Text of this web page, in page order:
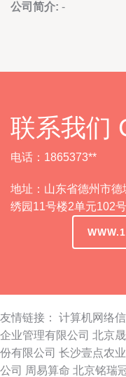
公司简介: -
联系我们
电话：1865373**
地址：山东省德州市
绣园11号楼2单元102号
友情链接： 计算机网络
企业管理有限公司 北京
份有限公司 长沙壹点农
公司 周易算命 北京铭瑞